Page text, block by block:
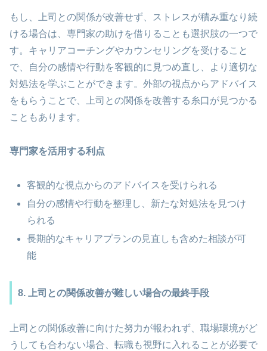
もし、上司との関係が改善せず、ストレスが積み重なり続
ける場合は、専門家の助けを借りることも選択肢の一つで
す。キャリアコーチングやカウンセリングを受けること
で、自分の感情や行動を客観的に見つめ直し、より適切な
対処法を学ぶことができます。外部の視点からアドバイス
をもらうことで、上司との関係を改善する糸口が見つかる
こともあります。
専門家を活用する利点
客観的な視点からのアドバイスを受けられる
自分の感情や行動を整理し、新たな対処法を見つけ
られる
長期的なキャリアプランの見直しも含めた相談が可
能
8. 上司との関係改善が難しい場合の最終手段
上司との関係改善に向けた努力が報われず、職場環境がど
うしても合わない場合、転職も視野に入れることが必要で